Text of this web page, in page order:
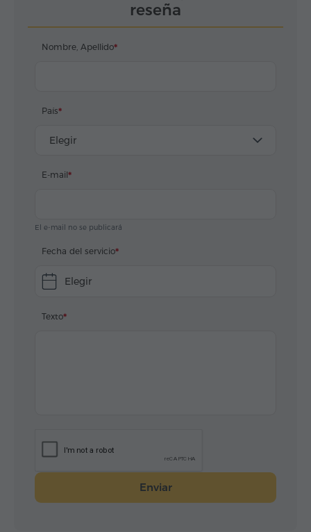
профессионалы, как экскурсовод Ерванд и
водитель Арайк.
reseña
Nombre, Apellido
País
Elegir
E-mail
El e-mail no se publicará
Fecha del servicio
Elegir
Texto
Enviar